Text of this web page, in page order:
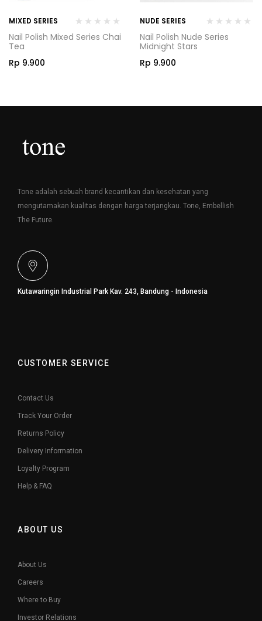
MIXED SERIES
Nail Polish Mixed Series Chai
Tea
Rp 9.900
NUDE SERIES
Nail Polish Nude Series
Midnight Stars
Rp 9.900
Tone adalah sebuah brand kecantikan dan kesehatan yang
mengutamakan kualitas dengan harga terjangkau. Tone, Embellish
The Future.
Kutawaringin Industrial Park Kav. 243, Bandung - Indonesia
CUSTOMER SERVICE
Contact Us
Track Your Order
Returns Policy
Delivery Information
Loyalty Program
Help & FAQ
ABOUT US
About Us
Careers
Where to Buy
Investor Relations